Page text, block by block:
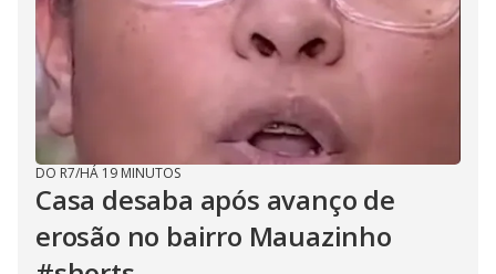
DO R7/HÁ 19 MINUTOS
Casa desaba após avanço de
erosão no bairro Mauazinho